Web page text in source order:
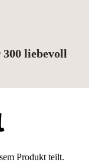
liebevoll
Wählen Sie aus
und
oder
gezeichnet und
Produkt teilt.